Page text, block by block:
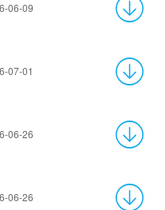
06-09
07-01
06-26
06-26